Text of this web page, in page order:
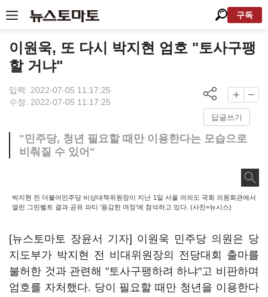
구독
이원욱, 또 다시 박지현 엄호 "토사구팽
할 거냐"
입력: 2022-07-05 11:17:25
수정: 2022-07-05 11:17:25
답글쓰기
"민주당, 청년 필요할 때만 이용한다는 모습으로
비춰질 수 있어"
박지현 전 더불어민주당 비상대책위원장이 지난 1일 서울 여의도 국회 의원회관에서
열린 그린벨트 결과 공유 파티 '용감한 여정'에 참석하고 있다. (사진=뉴시스)
[뉴스토마토 장윤서 기자] 이원욱 민주당 의원은 당
지도부가 박지현 전 비대위원장의 전당대회 출마를
불허한 것과 관련해 "토사구팽하려 하냐"고 비판하며
엄호를 자처했다. 당이 필요할 때만 청년을 이용한다